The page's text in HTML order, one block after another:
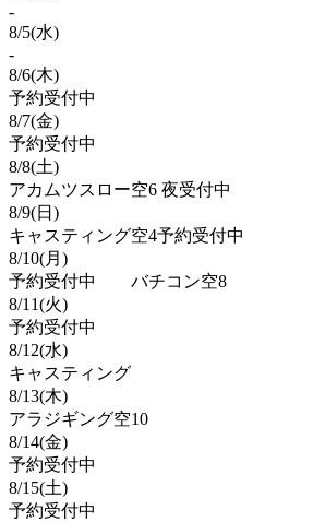
-
8/5(水)
-
8/6(木)
予約受付中
8/7(金)
予約受付中
8/8(土)
アカムツスロー空6 夜受付中
8/9(日)
キャスティング空4予約受付中
8/10(月)
予約受付中 バチコン空8
8/11(火)
予約受付中
8/12(水)
キャスティング
8/13(木)
アラジギング空10
8/14(金)
予約受付中
8/15(土)
予約受付中